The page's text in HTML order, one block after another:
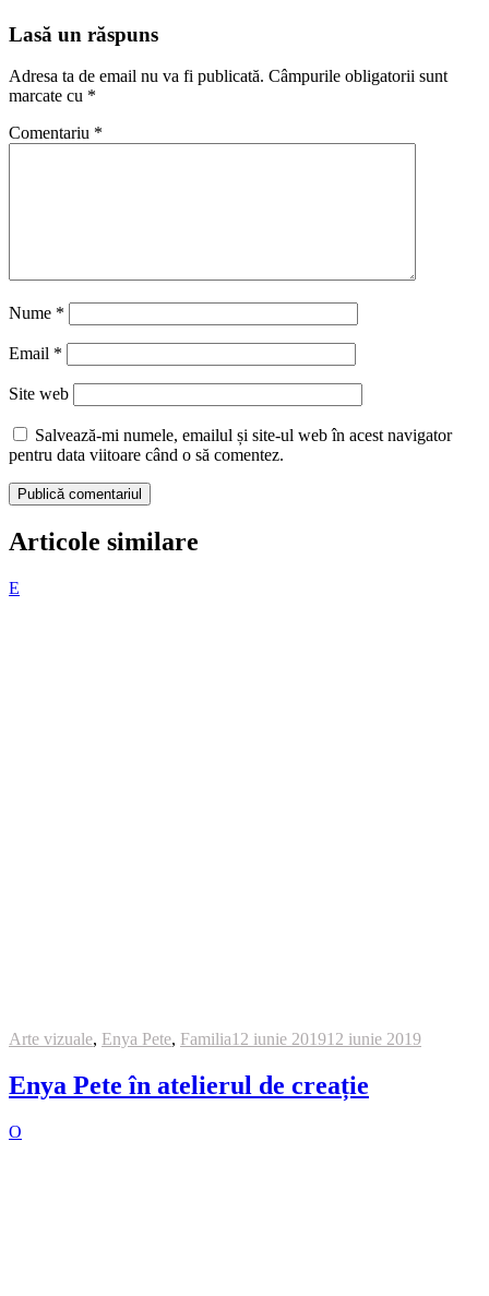
Lasă un răspuns
Adresa ta de email nu va fi publicată. Câmpurile obligatorii sunt
marcate cu *
Comentariu *
Nume *
Email *
Site web
Salvează-mi numele, emailul și site-ul web în acest navigator
pentru data viitoare când o să comentez.
Publică comentariul
Articole similare
E
Arte vizuale, Enya Pete, Familia12 iunie 201912 iunie 2019
Enya Pete în atelierul de creație
O